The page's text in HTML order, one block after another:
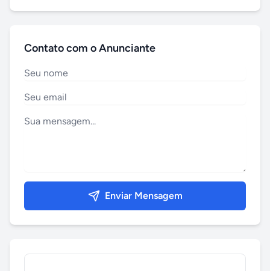
Contato com o Anunciante
Enviar Mensagem